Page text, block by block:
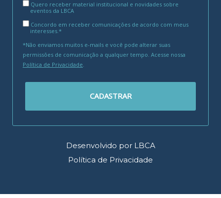
Quero receber material institucional e novidades sobre
eventos da LBCA
Concordo em receber comunicações de acordo com meus
interesses.*
*Não enviamos muitos e-mails e você pode alterar suas
permissões de comunicação a qualquer tempo. Acesse nossa
Política de Privacidade
CADASTRAR
Desenvolvido por LBCA
Política de Privacidade